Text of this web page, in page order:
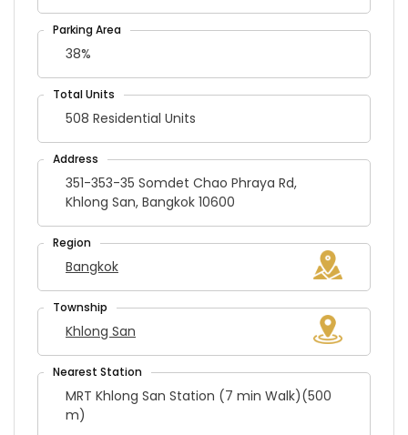
38%
508 Residential Units
351-353-35 Somdet Chao Phraya Rd,
Khlong San, Bangkok 10600
Bangkok
Khlong San
MRT Khlong San Station (7 min Walk)(500
m)